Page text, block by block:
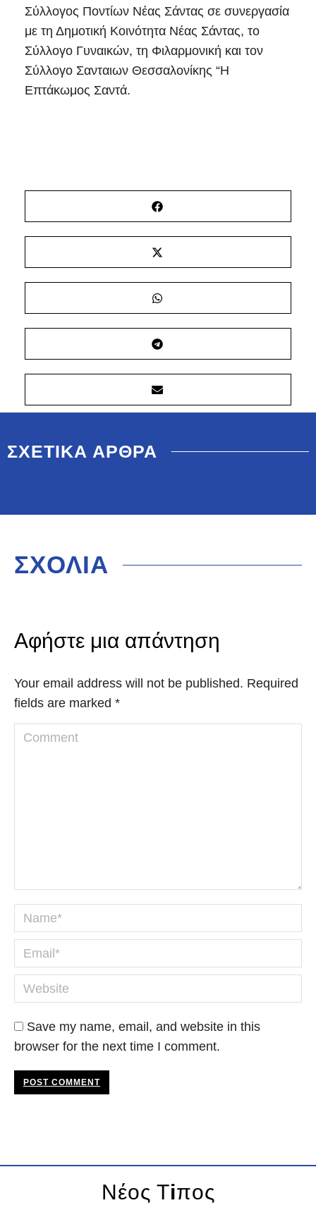
Σύλλογος Ποντίων Νέας Σάντας σε συνεργασία
με τη Δημοτική Κοινότητα Νέας Σάντας, το
Σύλλογο Γυναικών, τη Φιλαρμονική και τον
Σύλλογο Σανταιων Θεσσαλονίκης “Η
Επτάκωμος Σαντά.
ΣΧΕΤΙΚΑ ΑΡΘΡΑ
ΣΧΟΛΙΑ
Αφήστε μια απάντηση
Your email address will not be published. Required
fields are marked *
Comment
Name *
Email *
Website
Save my name, email, and website in this
browser for the next time I comment.
POST COMMENT
Νέος Τiπος